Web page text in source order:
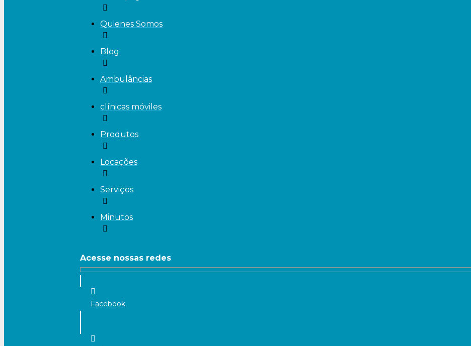
Quienes Somos
Blog
Ambulâncias
clínicas móviles
Produtos
Locações
Serviços
Minutos
Acesse nossas redes
Facebook